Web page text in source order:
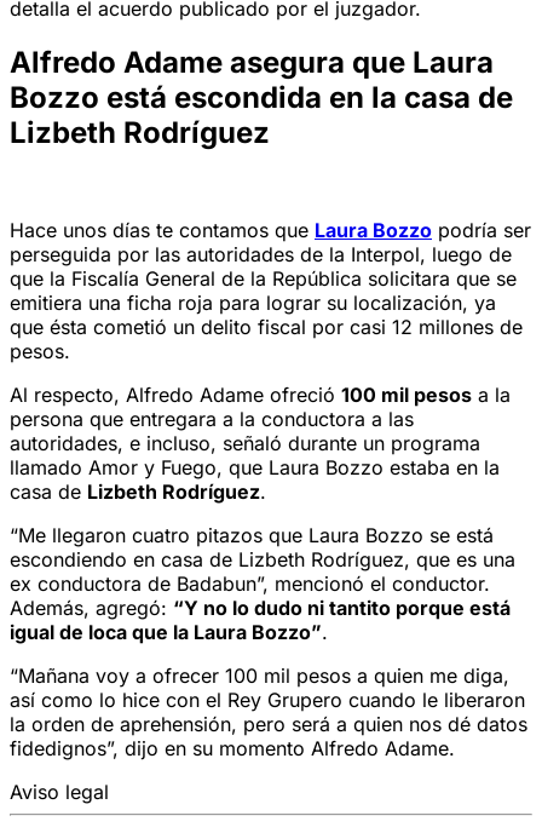
detalla el acuerdo publicado por el juzgador.
Alfredo Adame asegura que Laura
Bozzo está escondida en la casa de
Lizbeth Rodríguez
Hace unos días te contamos que Laura Bozzo podría ser
perseguida por las autoridades de la Interpol, luego de
que la Fiscalía General de la República solicitara que se
emitiera una ficha roja para lograr su localización, ya
que ésta cometió un delito fiscal por casi 12 millones de
pesos.
Al respecto, Alfredo Adame ofreció 100 mil pesos a la
persona que entregara a la conductora a las
autoridades, e incluso, señaló durante un programa
llamado Amor y Fuego, que Laura Bozzo estaba en la
casa de Lizbeth Rodríguez.
“Me llegaron cuatro pitazos que Laura Bozzo se está
escondiendo en casa de Lizbeth Rodríguez, que es una
ex conductora de Badabun”, mencionó el conductor.
Además, agregó: “Y no lo dudo ni tantito porque está
igual de loca que la Laura Bozzo”.
“Mañana voy a ofrecer 100 mil pesos a quien me diga,
así como lo hice con el Rey Grupero cuando le liberaron
la orden de aprehensión, pero será a quien nos dé datos
fidedignos”, dijo en su momento Alfredo Adame.
Aviso legal